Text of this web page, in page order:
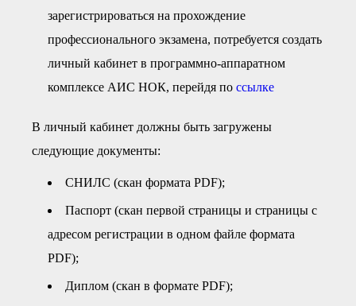
Орган надзора
Охрана труда
Видеоматериалы
техническим регламентам
зарегистрироваться на прохождение
профессионального экзамена, потребуется создать
личный кабинет в программно-аппаратном
комплексе АИС НОК, перейдя по ссылке
В личный кабинет должны быть загружены
следующие документы:
СНИЛС (скан формата PDF);
Паспорт (скан первой страницы и страницы с
адресом регистрации в одном файле формата
PDF);
Диплом (скан в формате PDF);